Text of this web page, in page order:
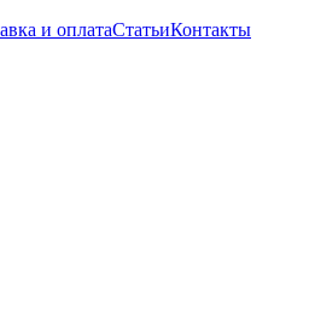
и оплатаСтатьиКонтакты